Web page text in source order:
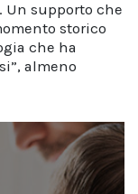
supporto che
storico
che ha
almeno